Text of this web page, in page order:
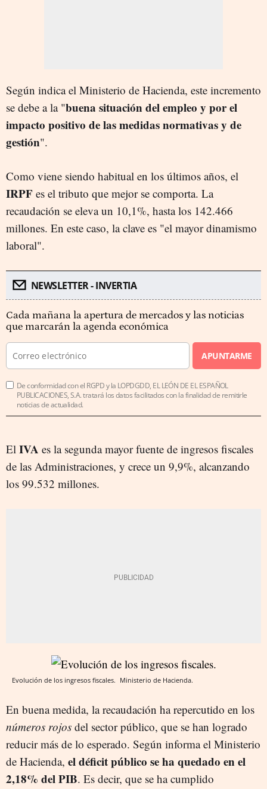
Según indica el Ministerio de Hacienda, este incremento
se debe a la "buena situación del empleo y por el
impacto positivo de las medidas normativas y de
gestión".
Como viene siendo habitual en los últimos años, el
IRPF es el tributo que mejor se comporta. La
recaudación se eleva un 10,1%, hasta los 142.466
millones. En este caso, la clave es "el mayor dinamismo
laboral".
NEWSLETTER - INVERTIA
Cada mañana la apertura de mercados y las noticias
que marcarán la agenda económica
APUNTARME
De conformidad con el RGPD y la LOPDGDD, EL LEÓN DE EL ESPAÑOL
PUBLICACIONES, S.A. tratará los datos facilitados con la finalidad de remitirle
noticias de actualidad.
El IVA es la segunda mayor fuente de ingresos fiscales
de las Administraciones, y crece un 9,9%, alcanzando
los 99.532 millones.
Evolución de los ingresos fiscales. Ministerio de Hacienda.
En buena medida, la recaudación ha repercutido en los
números rojos del sector público, que se han logrado
reducir más de lo esperado. Según informa el Ministerio
de Hacienda, el déficit público se ha quedado en el
2,18% del PIB. Es decir, que se ha cumplido